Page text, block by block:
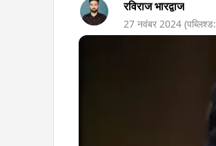
रविराज भारद्वाज
27 नवंबर 2024 (पब्लिश्ड: